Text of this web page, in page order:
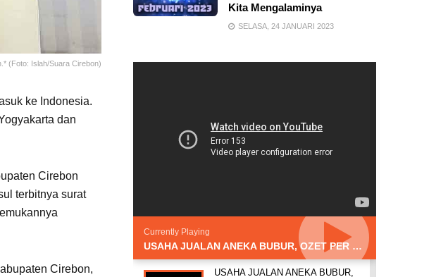
(Foto: Islah/Suara Cirebon)
ke Indonesia.
dan
Cirebon
terbitnya surat
Cirebon,
Kita Mengalaminya
SELASA, 24 JANUARI 2023
Currently Playing
USAHA JUALAN ANEKA BUBUR, OZET PER HARI TEMBUS RP.3 JUTA
USAHA JUALAN ANEKA BUBUR,